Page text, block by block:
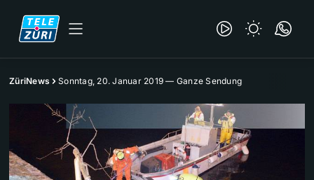
ZüriNews Sonntag, 20. Januar 2019 — Ganze Sendung